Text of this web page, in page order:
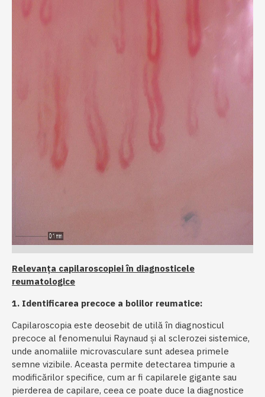
Relevanța capilaroscopiei în diagnosticele
reumatologice
1. Identificarea precoce a bolilor reumatice:
Capilaroscopia este deosebit de utilă în diagnosticul
precoce al fenomenului Raynaud și al sclerozei sistemice,
unde anomaliile microvasculare sunt adesea primele
semne vizibile. Aceasta permite detectarea timpurie a
modificărilor specifice, cum ar fi capilarele gigante sau
pierderea de capilare, ceea ce poate duce la diagnostice